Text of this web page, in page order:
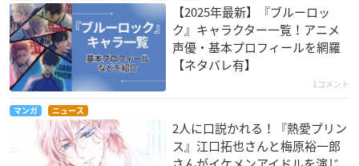
【2025年最新】『ブルーロッ
ク』キャラクター一覧！アニメ
声優・基本プロフィールを網羅
【ネタバレ有】
1コメント
マンガ ニュース
2人に口説かれる！『熱愛プリン
ス』江口拓也さんと梅原裕一郎